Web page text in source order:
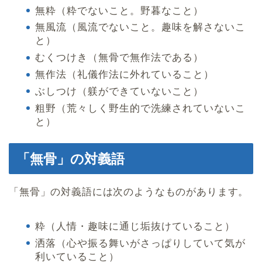
無粋（粋でないこと。野暮なこと）
無風流（風流でないこと。趣味を解さないこ
と）
むくつけき（無骨で無作法である）
無作法（礼儀作法に外れていること）
ぶしつけ（躾ができていないこと）
粗野（荒々しく野生的で洗練されていないこ
と）
「無骨」の対義語
「無骨」の対義語には次のようなものがあります。
粋（人情・趣味に通じ垢抜けていること）
洒落（心や振る舞いがさっぱりしていて気が
利いていること）